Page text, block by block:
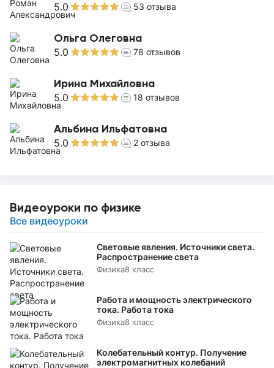
5.0 53 отзыва
Ольга Олеговна
5.0 78 отзывов
Ирина Михайловна
5.0 18 отзывов
Альбина Ильфатовна
5.0 2 отзыва
Видеоуроки по физике
Все видеоуроки
Световые явления. Источники света.
Распространение света
Физика8 класс
Работа и мощность электрического
тока. Работа тока
Физика8 класс
Колебательный контур. Получение
электромагнитных колебаний